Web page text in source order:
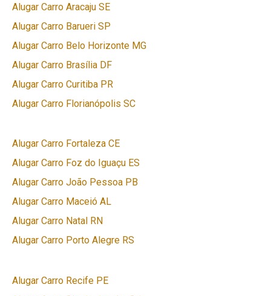
Alugar Carro Aracaju SE
Alugar Carro Barueri SP
Alugar Carro Belo Horizonte MG
Alugar Carro Brasília DF
Alugar Carro Curitiba PR
Alugar Carro Florianópolis SC
Alugar Carro Fortaleza CE
Alugar Carro Foz do Iguaçu ES
Alugar Carro João Pessoa PB
Alugar Carro Maceió AL
Alugar Carro Natal RN
Alugar Carro Porto Alegre RS
Alugar Carro Recife PE